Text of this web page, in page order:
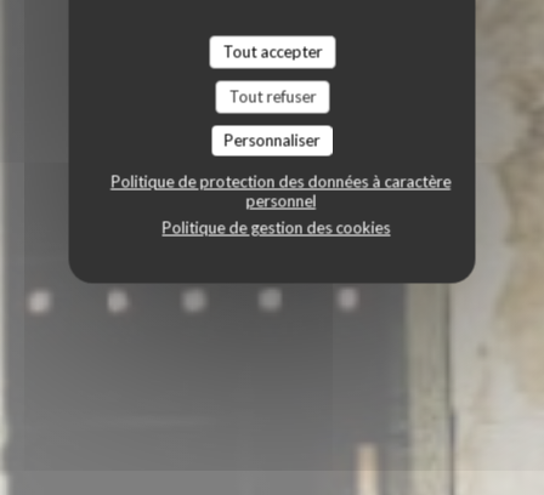
Tout accepter
Tout refuser
Personnaliser
Politique de protection des données à caractère
personnel
Politique de gestion des cookies